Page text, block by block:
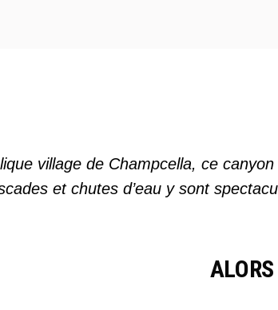
village de Champcella, ce
et chutes d’eau y sont